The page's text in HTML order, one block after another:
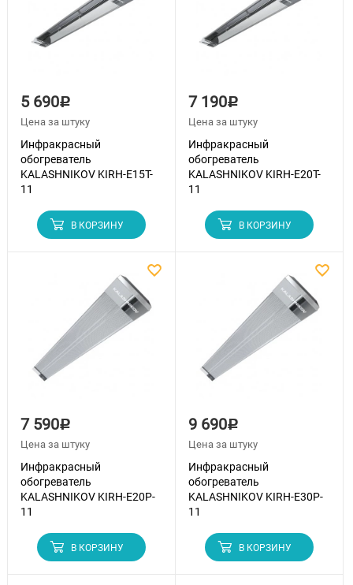
5 690Р
Цена за штуку
Инфракрасный
обогреватель
KALASHNIKOV KIRH-E15T-
11
В КОРЗИНУ
7 190Р
Цена за штуку
Инфракрасный
обогреватель
KALASHNIKOV KIRH-E20T-
11
В КОРЗИНУ
7 590Р
Цена за штуку
Инфракрасный
обогреватель
KALASHNIKOV KIRH-E20P-
11
В КОРЗИНУ
9 690Р
Цена за штуку
Инфракрасный
обогреватель
KALASHNIKOV KIRH-E30P-
11
В КОРЗИНУ